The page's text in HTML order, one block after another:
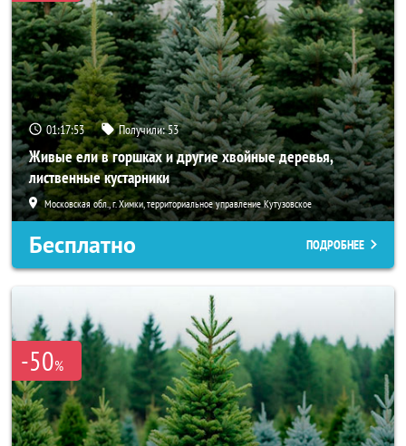
01:17:52 Получили:53
Живые ели в горшках и другие хвойные деревья,
лиственные кустарники
Московская обл., г. Химки, территориальное управление Кутузовское
Бесплатно ПОДРОБНЕЕ
-50%